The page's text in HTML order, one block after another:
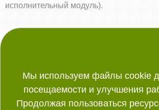
исполнительный модуль).
Работаем ежедневно с 9:00
Мы используем файлы cookie
посещаемости и улучшения
Продолжая пользоваться